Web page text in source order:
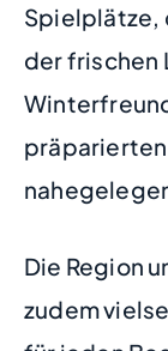
Spielplätze,
der frischen
Die Region
zudem